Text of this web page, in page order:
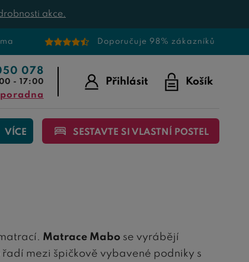
akce.
Doporučuje 98% zákazníků
078
- 17:00 Přihlásit Košík
VÍCE SESTAVTE SI VLASTNÍ POSTEL
Matrace Mabo se vyrábějí
mezi špičkově vybavené podniky s